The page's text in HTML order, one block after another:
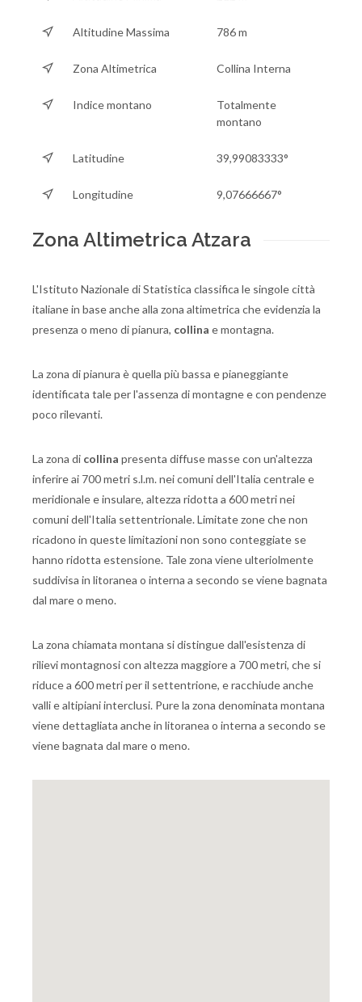
Altitudine Massima 786 m
Zona Altimetrica Collina Interna
Indice montano
Totalmente
montano
Latitudine 39,99083333°
Longitudine 9,07666667°
Zona Altimetrica Atzara
L'Istituto Nazionale di Statistica classifica le singole città
italiane in base anche alla zona altimetrica che evidenzia la
presenza o meno di pianura, collina e montagna.
La zona di pianura è quella più bassa e pianeggiante
identificata tale per l'assenza di montagne e con pendenze
poco rilevanti.
La zona di collina presenta diffuse masse con un'altezza
inferire ai 700 metri s.l.m. nei comuni dell'Italia centrale e
meridionale e insulare, altezza ridotta a 600 metri nei
comuni dell'Italia settentrionale. Limitate zone che non
ricadono in queste limitazioni non sono conteggiate se
hanno ridotta estensione. Tale zona viene ulteriolmente
suddivisa in litoranea o interna a secondo se viene bagnata
dal mare o meno.
La zona chiamata montana si distingue dall'esistenza di
rilievi montagnosi con altezza maggiore a 700 metri, che si
riduce a 600 metri per il settentrione, e racchiude anche
valli e altipiani interclusi. Pure la zona denominata montana
viene dettagliata anche in litoranea o interna a secondo se
viene bagnata dal mare o meno.